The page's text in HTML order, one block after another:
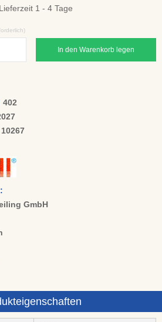
1 - 4 Tage
In den Warenkorb legen
402
10267
GmbH